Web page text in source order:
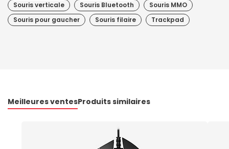
Souris verticale
Souris Bluetooth
Souris MMO
Souris pour gaucher
Souris filaire Trackpad
Meilleures ventesProduits similaires